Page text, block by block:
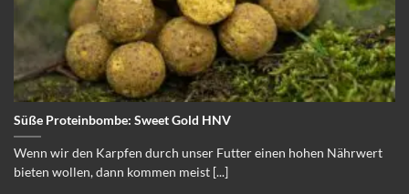
Süße Proteinbombe: Sweet Gold HNV
Wenn wir den Karpfen durch unser Futter einen hohen Nährwert
bieten wollen, dann kommen meist [...]